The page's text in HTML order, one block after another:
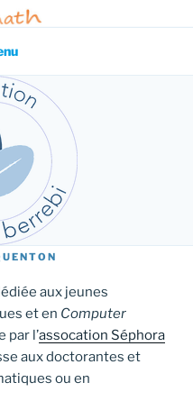
aux jeunes
et en Computer
par l’assocation Séphora
aux doctorantes et
ou en